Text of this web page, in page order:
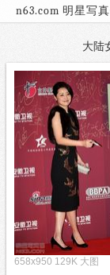
n63.com 明星写真
大陆
658x950 129K 大图